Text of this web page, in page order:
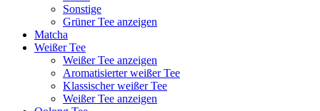
Sonstige
Grüner Tee anzeigen
Matcha
Weißer Tee
Weißer Tee anzeigen
Aromatisierter weißer Tee
Klassischer weißer Tee
Weißer Tee anzeigen